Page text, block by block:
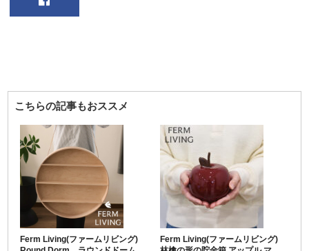
こちらの記事もおススメ
Ferm Living(ファームリビング)
Ferm Living(ファームリビング)